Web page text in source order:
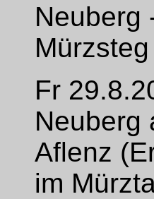
Neuberg
Fr
Neuberg
Aflenz
im